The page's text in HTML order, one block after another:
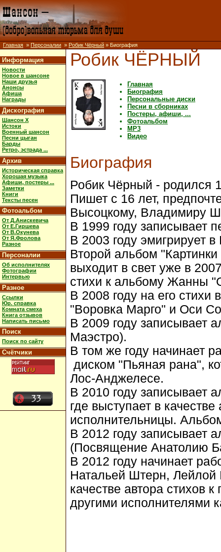
Главная » Персоналии » Робик Чёрный » Биография
Информация
Новости
Новое в шансоне
Наши друзья
Анонсы
Афиша
Награды
Дискография
Шансон X
Истоки
Военный шансон
Песни цыган
Барды
Ретро, эстрада ...
Архив
Историческая справка
Хорошая музыка
Афиши, постеры ...
Заметки
Книги
Тексты песен
Фотоальбом
От Д.Анискевича
От Е.Гиршева
От В.Окунева
От Я.Фролова
Разное
Персоналии
Об исполнителях
Фотографии
Интервью
Разное
Ссылки
Юр. справка
Комната смеха
Книга отзывов
Написать письмо
Поиск
Поиск по сайту
Счётчики
Робик ЧЁРНЫЙ
Главная
Биография
Персональные диски
Песни в сборниках
Постеры, афиши, ...
Фотоальбом
MP3
Видео
Биография
Робик Чёрный - родился
Пишет с 16 лет,
Высоцкому, Владимиру
В 1999 году записывает
В 2003 году эмигрирует
Второй альбом
выходит в свет уже в
стихи к альбому Жанны
В 2008 году на его
"Воровка Марго" и Оси
В 2009 году записывает
Маэстро).
В том же году начинает
диском "Пьяная рана",
Лос-Анджелесе.
В 2010 году записывает
где выступает в
исполнительницы.
В 2012 году записывает
(Посвящение Анатолию
В 2012 году начинает
Натальей Штерн,
качестве автора стихов
другими исполнителями